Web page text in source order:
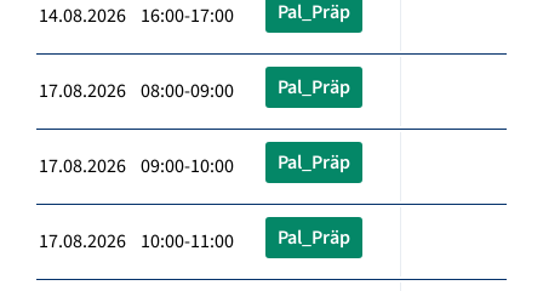
14.08.2026 16:00-17:00 Pal_Präp
17.08.2026 08:00-09:00 Pal_Präp
17.08.2026 09:00-10:00 Pal_Präp
17.08.2026 10:00-11:00 Pal_Präp